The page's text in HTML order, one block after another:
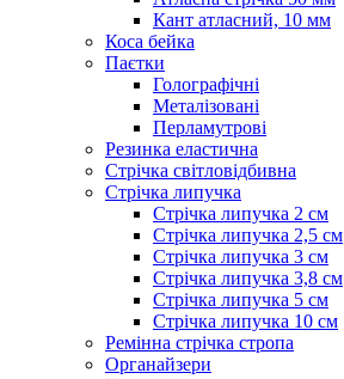
Кант атласний, 10 мм
Коса бейка
Паєтки
Голографічні
Металізовані
Перламутрові
Резинка еластична
Стрічка світловідбивна
Стрічка липучка
Стрічка липучка 2 см
Стрічка липучка 2,5 см
Стрічка липучка 3 см
Стрічка липучка 3,8 см
Стрічка липучка 5 см
Стрічка липучка 10 см
Ремінна стрічка стропа
Органайзери